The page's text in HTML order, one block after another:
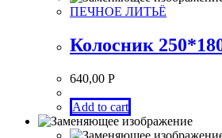
ПЕЧНОЕ ЛИТЬЁ
Колосник
640,00 Р
Add to cart